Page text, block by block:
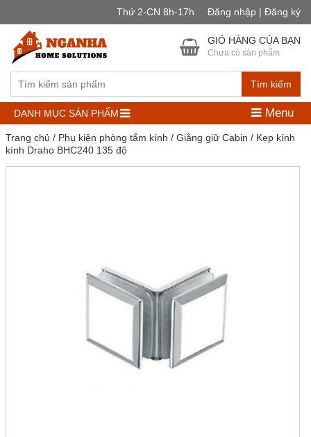
Thứ 2-CN 8h-17h Đăng nhập | Đăng ký
Tìm kiếm
GIỎ HÀNG CỦA BẠN
Chưa có sản phẩm
DANH MỤC SẢN PHẨM Menu
Trang chủ / Phụ kiện phòng tắm kính / Giằng giữ Cabin / Kẹp kính
kính Draho BHC240 135 độ